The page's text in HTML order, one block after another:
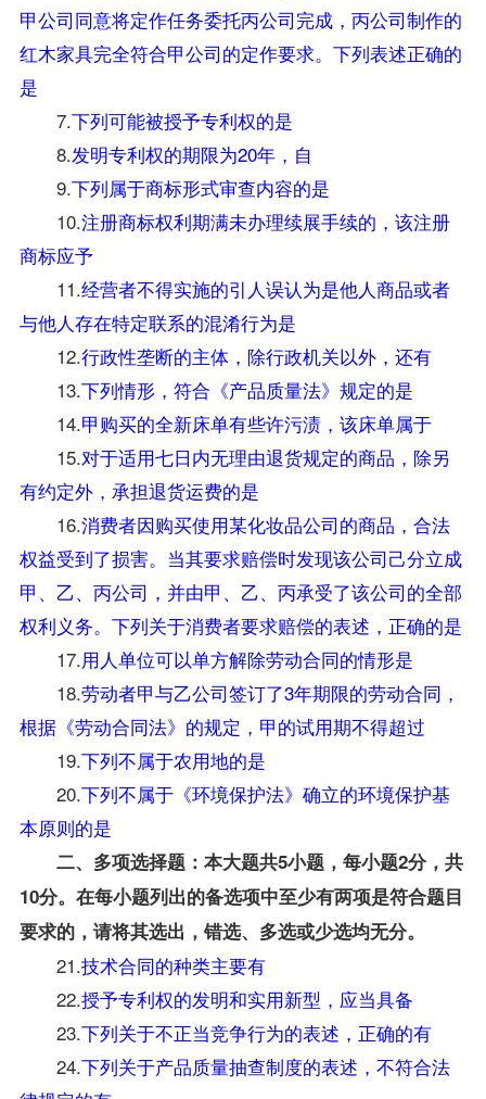
甲公司同意将定作任务委托丙公司完成，丙公司制作的
红木家具完全符合甲公司的定作要求。下列表述正确的
是
7.下列可能被授予专利权的是
8.发明专利权的期限为20年，自
9.下列属于商标形式审查内容的是
10.注册商标权利期满未办理续展手续的，该注册
商标应予
11.经营者不得实施的引人误认为是他人商品或者
与他人存在特定联系的混淆行为是
12.行政性垄断的主体，除行政机关以外，还有
13.下列情形，符合《产品质量法》规定的是
14.甲购买的全新床单有些许污渍，该床单属于
15.对于适用七日内无理由退货规定的商品，除另
有约定外，承担退货运费的是
16.消费者因购买使用某化妆品公司的商品，合法
权益受到了损害。当其要求赔偿时发现该公司己分立成
甲、乙、丙公司，并由甲、乙、丙承受了该公司的全部
权利义务。下列关于消费者要求赔偿的表述，正确的是
17.用人单位可以单方解除劳动合同的情形是
18.劳动者甲与乙公司签订了3年期限的劳动合同，
根据《劳动合同法》的规定，甲的试用期不得超过
19.下列不属于农用地的是
20.下列不属于《环境保护法》确立的环境保护基
本原则的是
二、多项选择题：本大题共5小题，每小题2分，共
10分。在每小题列出的备选项中至少有两项是符合题目
要求的，请将其选出，错选、多选或少选均无分。
21.技术合同的种类主要有
22.授予专利权的发明和实用新型，应当具备
23.下列关于不正当竞争行为的表述，正确的有
24.下列关于产品质量抽查制度的表述，不符合法